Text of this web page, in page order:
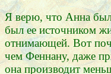
Я верю, что Анна
был ее источником
отнимающей. Вот
чем Феннану, даже
она производит